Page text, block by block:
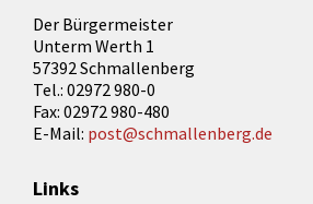
Der Bürgermeister
Unterm Werth 1
57392 Schmallenberg
Tel.: 02972 980-0
Fax: 02972 980-480
E-Mail: post@schmallenberg.de
Links